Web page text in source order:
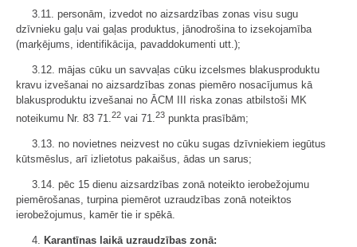
3.11. personām, izvedot no aizsardzības zonas visu sugu
dzīvnieku gaļu vai gaļas produktus, jānodrošina to izsekojamība
(marķējums, identifikācija, pavaddokumenti utt.);
3.12. mājas cūku un savvaļas cūku izcelsmes blakusproduktu
kravu izvešanai no aizsardzības zonas piemēro nosacījumus kā
blakusproduktu izvešanai no ĀCM III riska zonas atbilstoši MK
noteikumu Nr. 83 71. 22 vai 71. 23 punkta prasībām;
3.13. no novietnes neizvest no cūku sugas dzīvniekiem iegūtus
kūtsmēslus, arī izlietotus pakaišus, ādas un sarus;
3.14. pēc 15 dienu aizsardzības zonā noteikto ierobežojumu
piemērošanas, turpina piemērot uzraudzības zonā noteiktos
ierobežojumus, kamēr tie ir spēkā.
4. Karantīnas laikā uzraudzības zonā: